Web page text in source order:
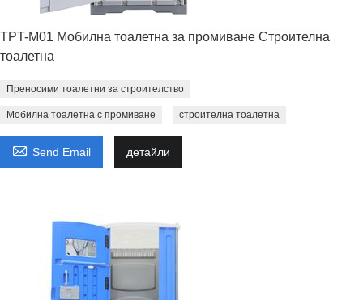
TPT-M01 Мобилна тоалетна за промиване Строителна
тоалетна
Преносими тоалетни за строителство
Мобилна тоалетна с промиване строителна тоалетна
 Send Email детайли